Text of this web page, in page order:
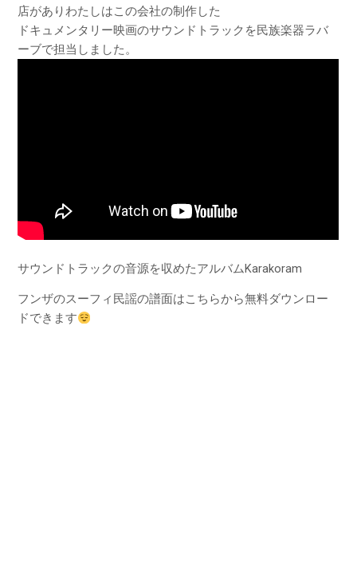
店がありわたしはこの会社の制作した
ドキュメンタリー映画のサウンドトラックを民族楽器ラバ
ーブで担当しました。
サウンドトラックの音源を収めたアルバムKarakoram
フンザのスーフィ民謡の譜面はこちらから無料ダウンロー
ドできます